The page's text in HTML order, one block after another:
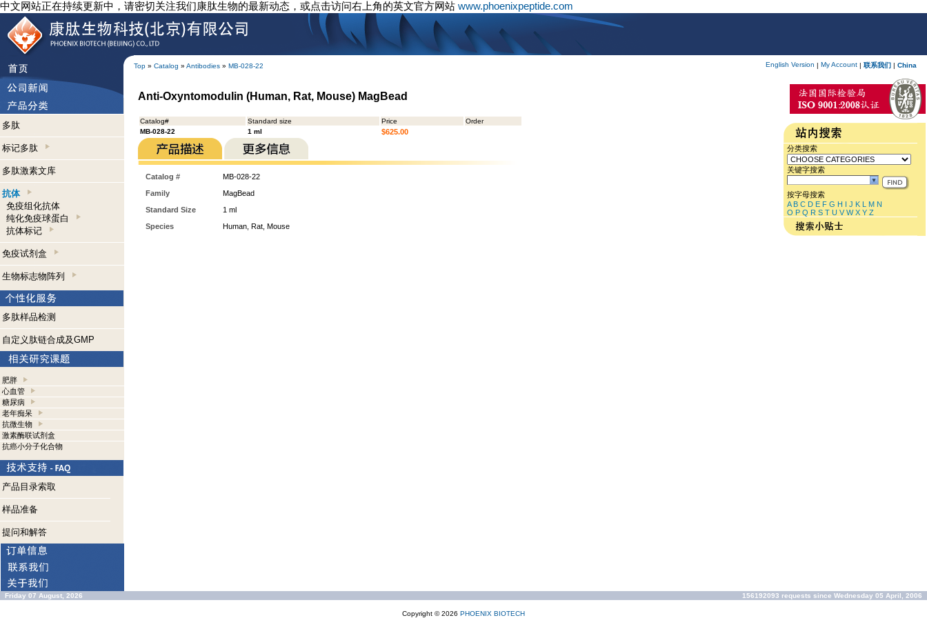
中文网站正在持续更新中，请密切关注我们康肽生物的最新动态，或点击访问右上角的英文官方网站 www.phoenixpeptide.com
Top » Catalog » Antibodies » MB-028-22 English Version | My Account | 联系我们 | China
多肽
标记多肽
多肽激素文库
抗体
免疫组化抗体
纯化免疫球蛋白
抗体标记
免疫试剂盒
生物标志物阵列
多肽样品检测
自定义肽链合成及GMP
肥胖
心血管
糖尿病
老年痴呆
抗微生物
激素酶联试剂盒
抗癌小分子化合物
产品目录索取
样品准备
提问和解答
Anti-Oxyntomodulin (Human, Rat, Mouse) MagBead
Catalog# Standard size Price
Order
MB-028-22
1 ml $625.00
Catalog #
MB-028-22
Family
MagBead
Standard Size
1 ml
Species
Human, Rat, Mouse
分类搜索
关键字搜索
按字母搜索
A B C D E F G H I J K L M N
O P Q R S T U V W X Y Z
Friday 07 August, 2026 156192093 requests since Wednesday 05 April, 2006
Copyright © 2026 PHOENIX BIOTECH